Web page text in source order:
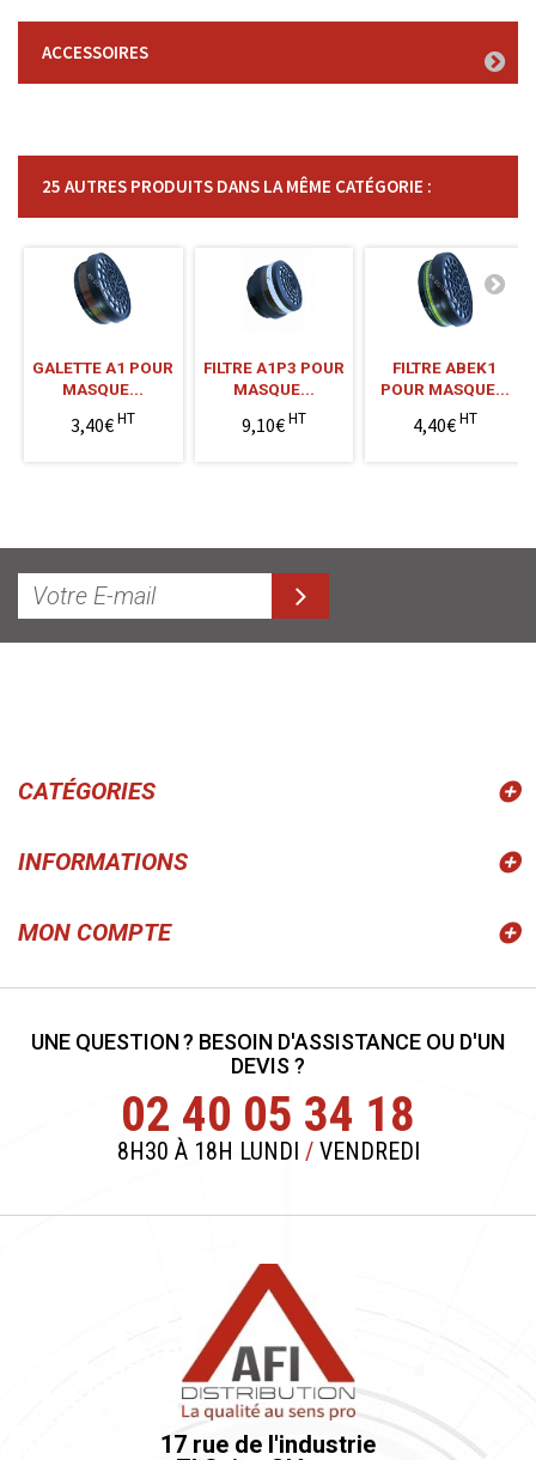
ACCESSOIRES
25 AUTRES PRODUITS DANS LA MÊME CATÉGORIE :
GALETTE A1 POUR
MASQUE...
3,40€HT
FILTRE A1P3 POUR
MASQUE...
9,10€HT
FILTRE ABEK1
POUR MASQUE...
4,40€HT
CATÉGORIES
INFORMATIONS
MON COMPTE
UNE QUESTION ? BESOIN D'ASSISTANCE OU D'UN
DEVIS ?
02 40 05 34 18
8H30 À 18H LUNDI /VENDREDI
17 rue de l'industrie